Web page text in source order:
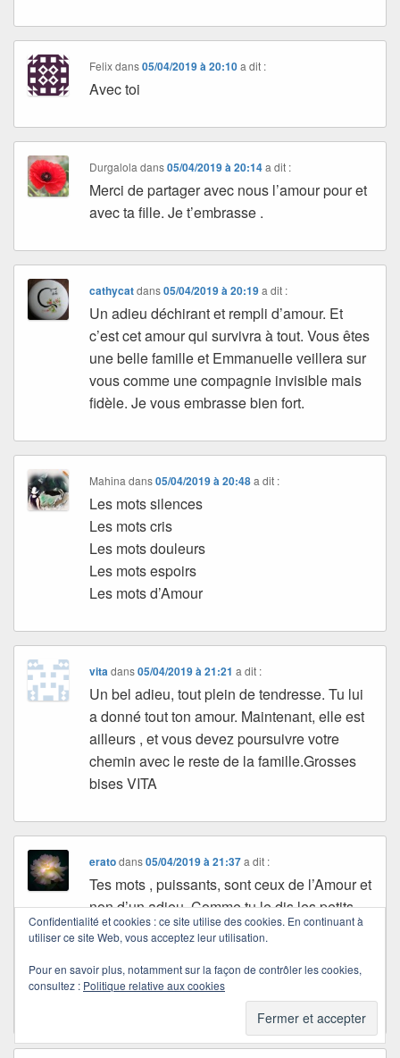
Felixdans05/04/2019 à 20:10 a dit :
Avec toi
Durgaloladans05/04/2019 à 20:14 a dit :
Merci de partager avec nous l’amour pour et
avec ta fille. Je t’embrasse .
cathycatdans05/04/2019 à 20:19 a dit :
Un adieu déchirant et rempli d’amour. Et
c’est cet amour qui survivra à tout. Vous êtes
une belle famille et Emmanuelle veillera sur
vous comme une compagnie invisible mais
fidèle. Je vous embrasse bien fort.
Mahinadans05/04/2019 à 20:48 a dit :
Les mots silences
Les mots cris
Les mots douleurs
Les mots espoirs
Les mots d’Amour
vitadans05/04/2019 à 21:21 a dit :
Un bel adieu, tout plein de tendresse. Tu lui
a donné tout ton amour. Maintenant, elle est
ailleurs , et vous devez poursuivre votre
chemin avec le reste de la famille.Grosses
bises VITA
eratodans05/04/2019 à 21:37 a dit :
Tes mots , puissants, sont ceux de l’Amour et
non d’un adieu. Comme tu le dis les petits
enfants vont vous donner des câlins
vous.
Je t’embrasse bien fort Quichottine
Confidentialité et cookies : ce site utilise des cookies. En continuant à
utiliser ce site Web, vous acceptez leur utilisation.
Pour en savoir plus, notamment sur la façon de contrôler les cookies,
consultez : Politique relative aux cookies